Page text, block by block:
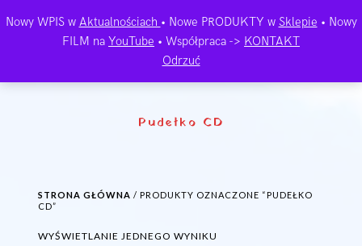
Pudełko CD
STRONA GŁÓWNA / PRODUKTY OZNACZONE “PUDEŁKO
CD”
WYŚWIETLANIE JEDNEGO WYNIKU
Nowy WPIS w Aktualnościach • Nowe PRODUKTY w Sklepie • Nowy
FILM na YouTube • Współpraca -> KONTAKT
Odrzuć